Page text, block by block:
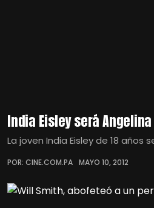
India Eisley será
La joven India Eisley de 18 años
POR: CINE.COM.PA MAYO 10, 2012